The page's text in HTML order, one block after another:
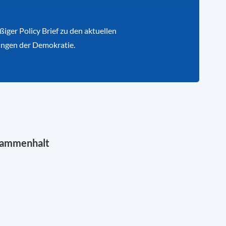
Policy Brief zu den aktuellen
der Demokratie.